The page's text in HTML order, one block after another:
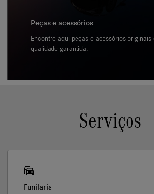
Peças e acessórios
Encontre aqui peças e acessórios originais
qualidade garantida.
Serviços
Funilaria